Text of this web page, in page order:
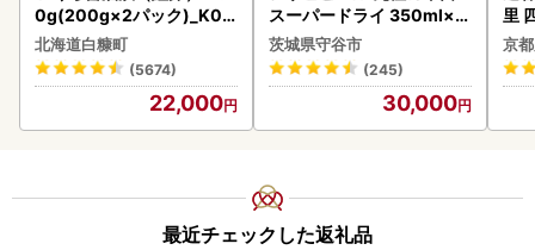
0g(200g×2パック)_K02
2-1676
北海道白糠町
(5674)
22,000
スーパードライ 350ml×4
8本 ビール
茨城県守谷市
(245)
30,000
里
京
最近チェックした返礼品